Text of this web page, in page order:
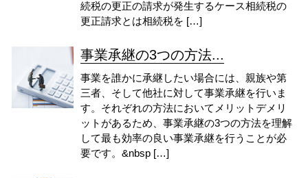
続税の更正の請求が発生するケース相続税の
更正請求とは相続税を […]
事業承継の3つの方法...
事業を誰かに承継したい場合には、親族や第
三者、そして他社に対して事業承継を行いま
す。それぞれの方法においてメリットデメリ
ットがあるため、事業承継の3つの方法を理解
して最も効率の良い事業承継を行うことが必
要です。&nbsp […]